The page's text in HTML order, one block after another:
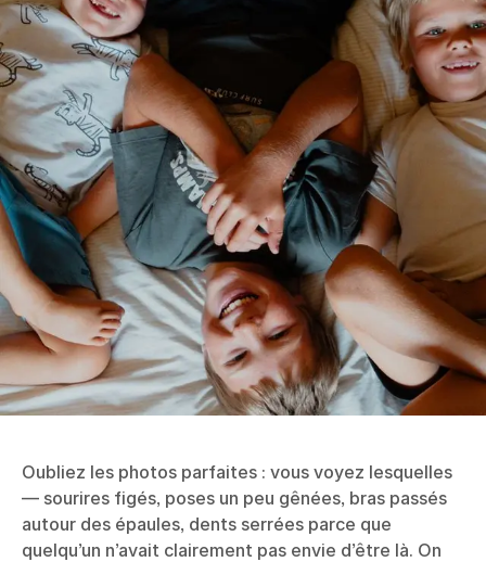
Oubliez les photos parfaites : vous voyez lesquelles
— sourires figés, poses un peu gênées, bras passés
autour des épaules, dents serrées parce que
quelqu’un n’avait clairement pas envie d’être là. On